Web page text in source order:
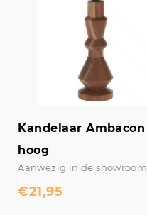
Kandelaar Ambacon
hoog
Aanwezig in de showroom
€21,95